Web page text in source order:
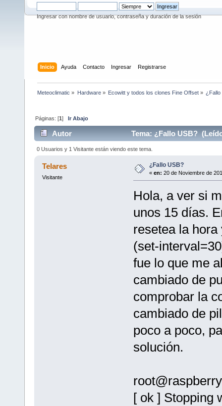
Ingresar con nombre de usuario, contraseña y duración de la sesión
Inicio Ayuda Contacto Ingresar Registrarse
Meteoclimatic » Hardware» Ecowitt y todos los clones Fine Offset» ¿Fallo
Páginas: [1]Ir Abajo
Autor Tema: ¿Fallo USB?
0 Usuarios y 1 Visitante están viendo este tema.
Telares
Visitante
¿Fallo USB?
« en: 20 de Noviembre de
Hola, a ver si
unos 15 días.
resetea la
(set-
fue lo que me
cambiado de
comprobar la
cambiado de
poco a poco,
solución.
[ ok ] Stopping